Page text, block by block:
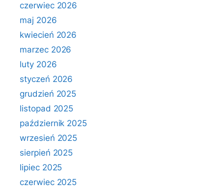
czerwiec 2026
maj 2026
kwiecień 2026
marzec 2026
luty 2026
styczeń 2026
grudzień 2025
listopad 2025
październik 2025
wrzesień 2025
sierpień 2025
lipiec 2025
czerwiec 2025